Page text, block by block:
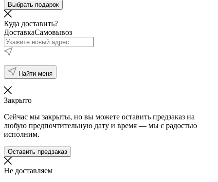
Выбрать подарок
Куда доставить?
ДоставкаСамовывоз
Найти меня
Закрыто
Сейчас мы закрыты, но вы можете оставить предзаказ на
любую предпочтительную дату и время — мы с радостью
исполним.
Оставить предзаказ
Не доставляем